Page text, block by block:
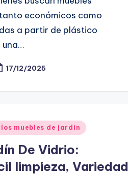
económicos como
a partir de plástico
una…
17/12/2025
muebles de jardín
De Vidrio:
limpieza, Variedad